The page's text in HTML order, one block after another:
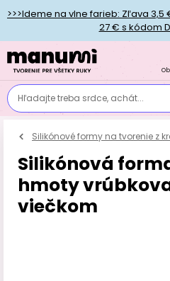
>>>Ideme na vlne farieb: Zľava
27 € s kódom
Hľadajte treba srdce, achát...
Silikónové formy na tvorenie z
Silikónová
hmoty
viečkom